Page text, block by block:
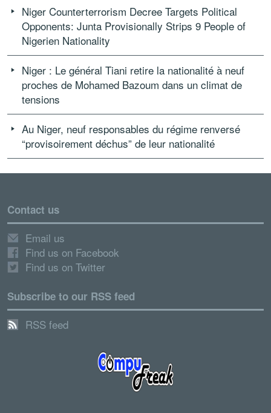
Niger Counterterrorism Decree Targets Political
Opponents: Junta Provisionally Strips 9 People of
Nigerien Nationality
Niger : Le général Tiani retire la nationalité à neuf
proches de Mohamed Bazoum dans un climat de
tensions
Au Niger, neuf responsables du régime renversé
“provisoirement déchus” de leur nationalité
Contact us
Email us
Find us on Facebook
Find us on Twitter
Subscribe to our RSS feed
RSS feed